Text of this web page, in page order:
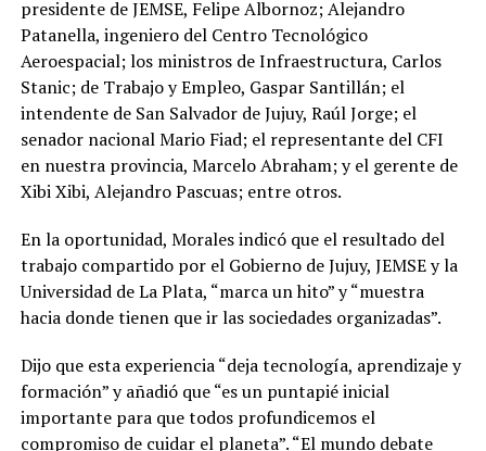
presidente de JEMSE, Felipe Albornoz; Alejandro
Patanella, ingeniero del Centro Tecnológico
Aeroespacial; los ministros de Infraestructura, Carlos
Stanic; de Trabajo y Empleo, Gaspar Santillán; el
intendente de San Salvador de Jujuy, Raúl Jorge; el
senador nacional Mario Fiad; el representante del CFI
en nuestra provincia, Marcelo Abraham; y el gerente de
Xibi Xibi, Alejandro Pascuas; entre otros.
En la oportunidad, Morales indicó que el resultado del
trabajo compartido por el Gobierno de Jujuy, JEMSE y la
Universidad de La Plata, “marca un hito” y “muestra
hacia donde tienen que ir las sociedades organizadas”.
Dijo que esta experiencia “deja tecnología, aprendizaje y
formación” y añadió que “es un puntapié inicial
importante para que todos profundicemos el
compromiso de cuidar el planeta”. “El mundo debate